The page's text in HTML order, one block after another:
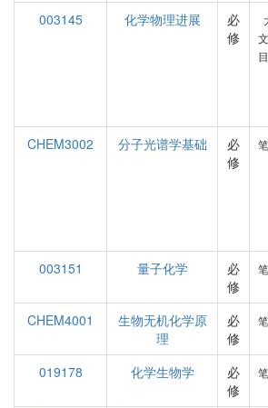
003145
化学物理进展
必
修
CHEM3002
分子光谱学基础
必
修
003151
量子化学
必
修
CHEM4001
生物无机化学原
理
必
修
019178
化学生物学
必
修